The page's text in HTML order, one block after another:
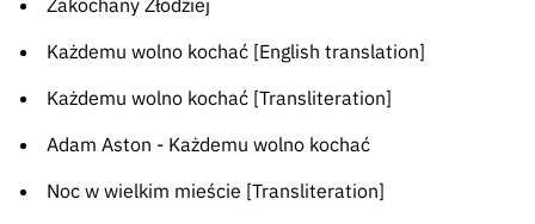
Zakochany Złodziej
Każdemu wolno kochać [English translation]
Każdemu wolno kochać [Transliteration]
Adam Aston - Każdemu wolno kochać
Noc w wielkim mieście [Transliteration]